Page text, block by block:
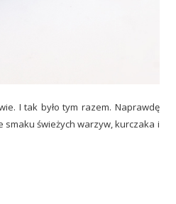
I tak było tym razem. Naprawdę
smaku świeżych warzyw, kurczaka i